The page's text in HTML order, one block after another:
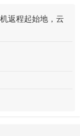
返程起始地，云